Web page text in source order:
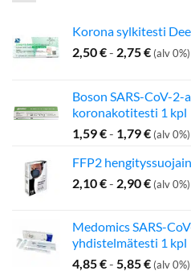
Korona sylkitesti
2,50€- 2,75€ (alv 0%)
Boson SARS-CoV-
koronakotitesti 1 kpl
1,59€- 1,79€ (alv 0%)
FFP2
2,10€- 2,90€ (alv 0%)
Medomics SARS-
yhdistelmätesti 1 kpl
4,85€- 5,85€ (alv 0%)